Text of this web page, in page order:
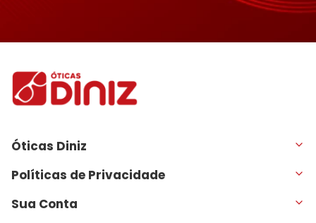
Óticas Diniz
Políticas de Privacidade
Sua Conta